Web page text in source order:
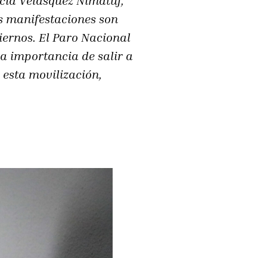
manifestaciones son
El Paro Nacional
importancia de salir a
movilización,